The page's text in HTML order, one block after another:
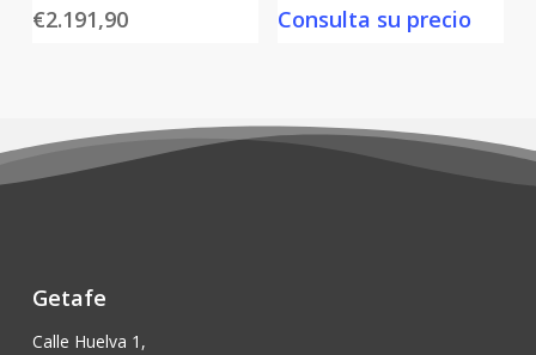
€2.191,90
Consulta su precio
Getafe
Calle Huelva 1,